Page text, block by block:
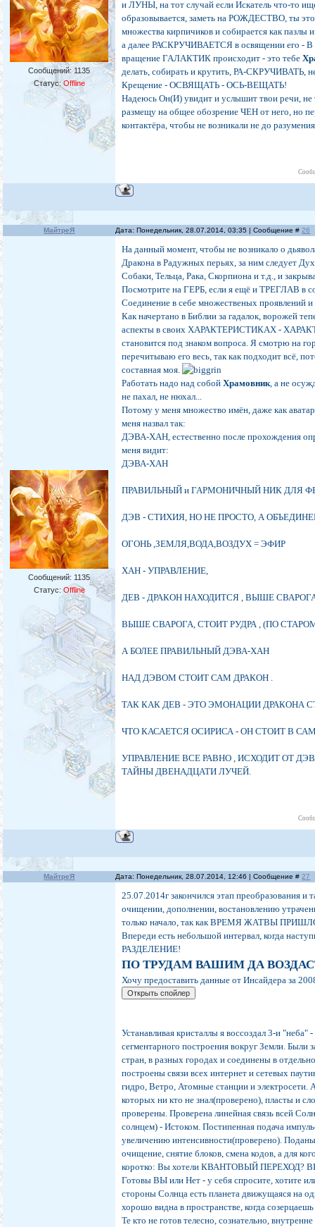
Сообщений:1135
Статус:Offline
и ЛУНЫ, на тот случай если Искатель что-
образовывается, заметь на РОЖДЕСТВО, ты
множества кирпичиков и собирается как
а далее РАСКРУЧИВАЕТСЯ в освящении его
вращение ГАЛАКТИК происходит - это тебе
делать, собирать и крутить, РА-СКРУЧИВАТЬ,
Крещение - ОСВЯЩАТЬ - ОСЬ-ВЕЩАТЬ!
Надеюсь Он(И) увидит и услышит твои речи, не
размещу на общее обозрение ЧЕН от него, но
контактёра, чтобы не возникали не до
МайтреЯ Дата: Понедельник, 28.07.2014, 03:35 | Сообщение #26
Сообщений: 1135
Статус: Offline
На данный момент, чтобы не возникало о
Дракона в Радужных перьях, за ним следует
Собаки, Тельца, Рака, Скорпиона и т.д., и
Посмотрите на ГЕРБ, если я ещё и ТРЕГЛАВ в
Соединение в себе множественых
Как начертано в Библии за гадалок, ворожей
аспекты в своих ХАРАКТЕРИСТИКАХ -
становится под знаком вопроса. Я смотрю на
перечитываю его весь, так как подходит всё,
составная моя.
Работать надо над собойХрамовник, а не
не пахал, не нюхал...
Потому у меня множество имён, даже как
меня назвал так:
ДЭВА-ХАН, естественно после прохождения
меня видит:
ДЭВА-ХАН
ПРАВИЛЬНЫЙ и ГАРМОНИЧНЫЙ НИК ДЛЯ
ДЭВ - СТИХИЯ, НО НЕ ПРОСТО, А
ОГОНЬ ,ЗЕМЛЯ,ВОДА,ВОЗДУХ = ЭФИР
ХАН - УПРАВЛЕНИЕ,
ДЕВ - ДРАКОН НАХОДИТСЯ , ВЫШЕ
ВЫШЕ СВАРОГА, СТОИТ РУДРА , (ПО
А БОЛЕЕ ПРАВИЛЬНЫЙ ДЭВА-ХАН
НАД ДЭВОМ СТОИТ САМ ДРАКОН .
ТАК КАК ДЕВ - ЭТО ЭМОНАЦИИ ДРАКОНА
ЧТО КАСАЕТСЯ ОСИРИСА - ОН СТОИТ В
УПРАВЛЕНИЕ ВСЕ РАВНО , ИСХОДИТ ОТ
ТАЙНЫ ДВЕНАДЦАТИ ЛУЧЕЙ.
МайтреЯ Дата: Понедельник, 28.07.2014, 12:46 | Сообщение #27
25.07.2014г закончился этап преобразования и
очищении, дополнении, востановлению
только начало, так как ВРЕМЯ ЖАТВЫ
Впереди есть небольшой интервал, когда
РАЗДЕЛЕНИЕ!
ПО ТРУДАМ ВАШИМ ДА
Хочу предоставить данные от Инсайдера за
Устанавливая кристаллы я воcсоздал 3-и
сегментарного построения вокруг Земли.
стран, в разных городах и соединены в
построены связи всех интернет и сетевых
гидро, Ветро, Атомные станции и
которых ни кто не знал(проверено), пласты и
проверены. Проверена линейная связь всей
солнцем) - Истоком. Постипенная подача
увеличению интенсивности(проверено).
очищение, снятие блоков, смена кодов, а для
коротко: Вы хотели КВАНТОВЫЙ ПЕРЕХОД?
Готовы ВЫ или Нет - у себя спросите, хотите
стороны Солнца есть планета движущаяся на
хорошо видна в пространстве, когда
Те кто не готов телесно, сознательно,